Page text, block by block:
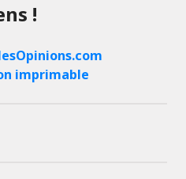
!
imprimable